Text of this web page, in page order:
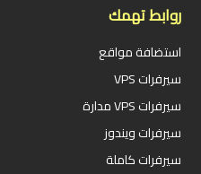
روابط تهمك
استضافة مواقع
سيرفرات VPS
سيرفرات VPS مدارة
سيرفرات ويندوز
سيرفرات كاملة